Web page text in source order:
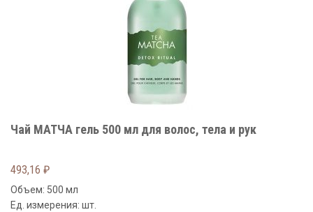
Чай МАТЧА гель 500 мл для волос, тела и рук
493,16 ₽
Объем: 500 мл
Ед. измерения: шт.